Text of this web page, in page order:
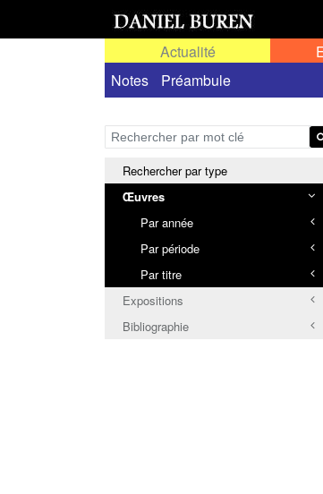
Actualité
Œuvres permanentes dans
Notes
Préambule
Rechercher par type
Œuvres
Par année
Par période
Par titre
Expositions
Bibliographie